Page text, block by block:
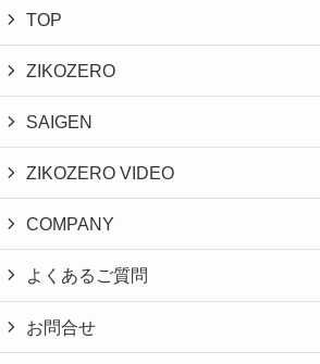
TOP
ZIKOZERO
SAIGEN
ZIKOZERO VIDEO
COMPANY
よくあるご質問
お問合せ